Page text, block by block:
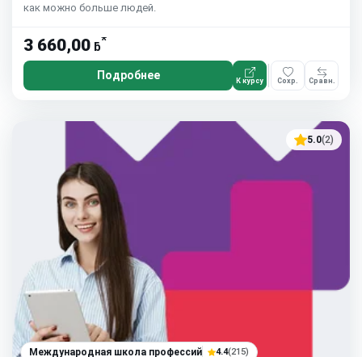
как можно больше людей.
3 660,00 ƃ*
Подробнее К курсу Сохр. Сравн.
5.0(2)
Международная школа профессий 4.4(215)